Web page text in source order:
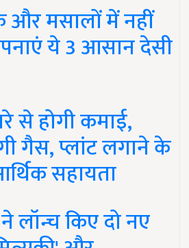
और मसालों में नहीं
ये 3 आसान देसी
से होगी कमाई,
गैस, प्लांट लगाने के
सहायता
लॉन्च किए दो नए